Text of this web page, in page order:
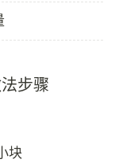
步骤
块